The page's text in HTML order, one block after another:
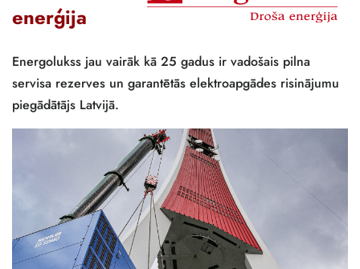
enerģija
Energolukss jau vairāk kā 25 gadus ir vadošais pilna
servisa rezerves un garantētās elektroapgādes risinājumu
piegādātājs Latvijā.